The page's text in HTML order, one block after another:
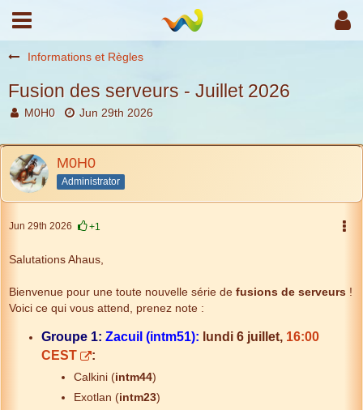
Informations et Règles
Fusion des serveurs - Juillet 2026
M0H0 Jun 29th 2026
M0H0
Administrator
Jun 29th 2026 +1
Salutations Ahaus,
Bienvenue pour une toute nouvelle série de fusions de serveurs !
Voici ce qui vous attend, prenez note :
Groupe 1: Zacuil (intm51): lundi 6 juillet, 16:00
CEST
:
Calkini (intm44)
Exotlan (intm23)